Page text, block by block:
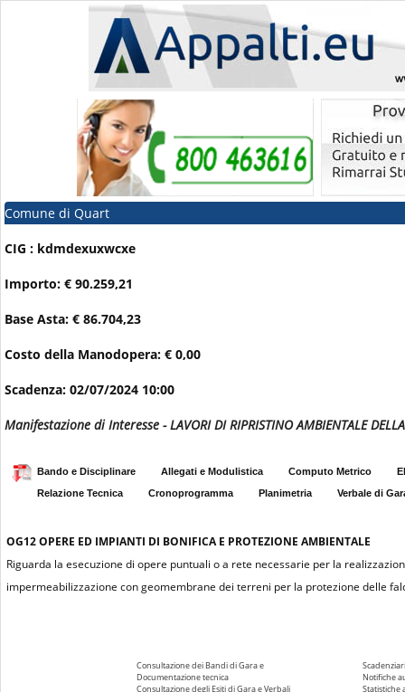
Comune di Quart
CIG : kdmdexuxwcxe
Importo: € 90.259,21
Base Asta: € 86.704,23
Costo della Manodopera: € 0,00
Scadenza: 02/07/2024 10:00
Manifestazione di Interesse - LAVORI DI RIPRISTINO AMBIENTALE
Bando e Disciplinare Allegati e Modulistica Computo Metrico
Relazione Tecnica
Cronoprogramma Planimetria Verbale di
OG12OPERE ED IMPIANTI DI BONIFICA E PROTEZIONE AMBIENTALE
Riguarda la esecuzione di opere puntuali o a rete necessarie per la
impermeabilizzazione con geomembrane dei terreni per la protezione delle
Consultazione dei Bandi di Gara e
Documentazione tecnica
Consultazione degli Esiti di Gara e Verbali
Notifiche
Statistiche